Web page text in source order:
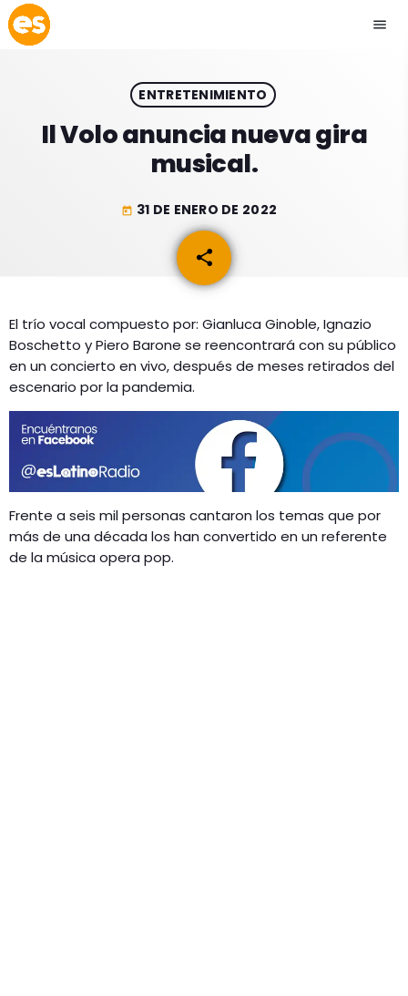
menu
play_arrow EMISIÓN LA PAZ
EMISIÓN COCHABAMBA
ACTUALIDAD
GEEKERS
MÚSICA
ENTRETENIMIENTO
LOS + TOP
PROGRAMACIÓN
INICIO
RADIO SPLENDID
CONTACTO
ENTRETENIMIENTO
Il Volo anuncia nueva gira
musical.
today 31 DE ENERO DE 2022
share
email
El trío vocal compuesto por: Gianluca Ginoble, Ignazio
Boschetto y Piero Barone se reencontrará con su público
en un concierto en vivo, después de meses retirados del
escenario por la pandemia.
Frente a seis mil personas cantaron los temas que por
más de una década los han convertido en un referente
de la música opera pop.